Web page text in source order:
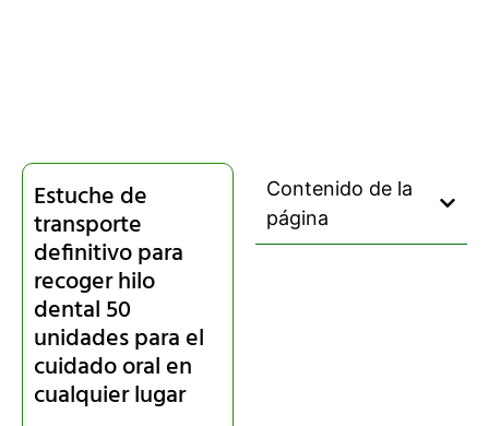
Estuche de
transporte
definitivo para
recoger hilo
dental 50
unidades para el
cuidado oral en
cualquier lugar
Contenido de la
página